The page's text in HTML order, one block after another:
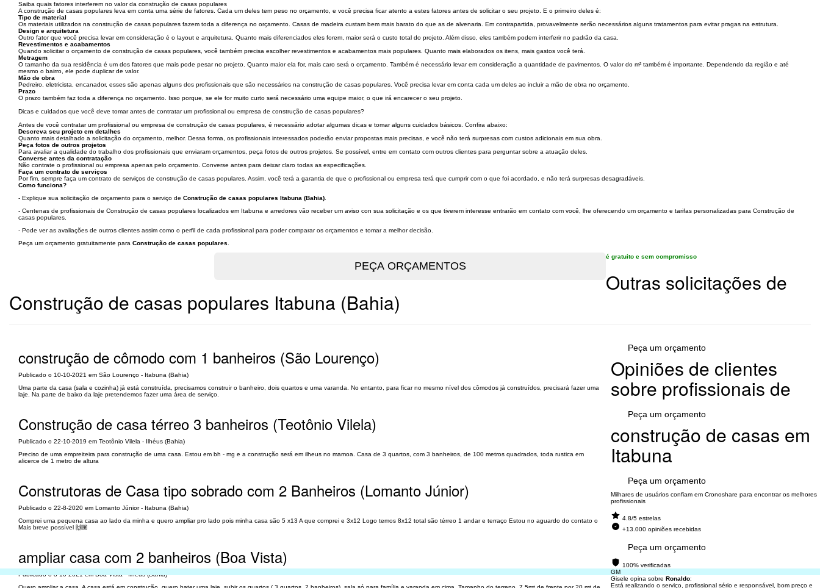
Saiba quais fatores interferem no valor da construção de casas populares
A construção de casas populares leva em conta uma série de fatores. Cada um deles tem peso no orçamento, e você precisa ficar atento a estes fatores antes de solicitar o seu projeto. E o primeiro deles é:
Tipo de material
Os materiais utilizados na construção de casas populares fazem toda a diferença no orçamento. Casas de madeira custam bem mais barato do que as de alvenaria. Em contrapartida, provavelmente serão necessários alguns tratamentos para evitar pragas na estrutura.
Design e arquitetura
Outro fator que você precisa levar em consideração é o layout e arquitetura. Quanto mais diferenciados eles forem, maior será o custo total do projeto. Além disso, eles também podem interferir no padrão da casa.
Revestimentos e acabamentos
Quando solicitar o orçamento de construção de casas populares, você também precisa escolher revestimentos e acabamentos mais populares. Quanto mais elaborados os itens, mais gastos você terá.
Metragem
O tamanho da sua residência é um dos fatores que mais pode pesar no projeto. Quanto maior ela for, mais caro será o orçamento. Também é necessário levar em consideração a quantidade de pavimentos. O valor do m² também é importante. Dependendo da região e até
mesmo o bairro, ele pode duplicar de valor.
Mão de obra
Pedreiro, eletricista, encanador, esses são apenas alguns dos profissionais que são necessários na construção de casas populares. Você precisa levar em conta cada um deles ao incluir a mão de obra no orçamento.
Prazo
O prazo também faz toda a diferença no orçamento. Isso porque, se ele for muito curto será necessário uma equipe maior, o que irá encarecer o seu projeto.
Dicas e cuidados que você deve tomar antes de contratar um profissional ou empresa de construção de casas populares?
Antes de você contratar um profissional ou empresa de construção de casas populares, é necessário adotar algumas dicas e tomar alguns cuidados básicos. Confira abaixo:
Descreva seu projeto em detalhes
Quanto mais detalhado a solicitação do orçamento, melhor. Dessa forma, os profissionais interessados poderão enviar propostas mais precisas, e você não terá surpresas com custos adicionais em sua obra.
Peça fotos de outros projetos
Para avaliar a qualidade do trabalho dos profissionais que enviaram orçamentos, peça fotos de outros projetos. Se possível, entre em contato com outros clientes para perguntar sobre a atuação deles.
Converse antes da contratação
Não contrate o profissional ou empresa apenas pelo orçamento. Converse antes para deixar claro todas as especificações.
Faça um contrato de serviços
Por fim, sempre faça um contrato de serviços de construção de casas populares. Assim, você terá a garantia de que o profissional ou empresa terá que cumprir com o que foi acordado, e não terá surpresas desagradáveis.
Como funciona?
- Explique sua solicitação de orçamento para o serviço de Construção de casas populares Itabuna (Bahia)
- Centenas de profissionais de Construção de casas populares localizados em Itabuna e arredores vão receber um aviso con sua solicitação e os que tiverem interesse entrarão em contato com você, lhe oferecendo um orçamento e tarifas personalizadas para Construção de
casas populares.
- Pode ver as avaliações de outros clientes assim como o perfil de cada profissional para poder comparar os orçamentos e tomar a melhor decisão.
Peça um orçamento gratuitamente para Construção de casas populares
é gratuito e sem compromisso
Outras solicitações de
Construção de casas populares Itabuna (Bahia)
construção de cômodo com 1 banheiros (São Lourenço)
Publicado o 10-10-2021 em São Lourenço - Itabuna (Bahia)
Uma parte da casa (sala e cozinha) já está construída, precisamos construir o banheiro, dois quartos e uma varanda. No entanto, para ficar no mesmo nível dos cômodos já construídos, precisará fazer uma
laje. Na parte de baixo da laje pretendemos fazer uma área de serviço.
Peça um orçamento
Construção de casa térreo 3 banheiros (Teotônio Vilela)
Publicado o 22-10-2019 em Teotônio Vilela - Ilhéus (Bahia)
Preciso de uma empreiteira para construção de uma casa. Estou em bh - mg e a construção será em ilheus no mamoa. Casa de 3 quartos, com 3 banheiros, de 100 metros quadrados, toda rustica em
alicerce de 1 metro de altura
Peça um orçamento
Construtoras de Casa tipo sobrado com 2 Banheiros (Lomanto Júnior)
Publicado o 22-8-2020 em Lomanto Júnior - Itabuna (Bahia)
Comprei uma pequena casa ao lado da minha e quero ampliar pro lado pois minha casa são 5 x13 A que comprei e 3x12 Logo temos 8x12 total são térreo 1 andar e terraço Estou no aguardo do contato o
Mais breve possível 🙌🏽
Peça um orçamento
ampliar casa com 2 banheiros (Boa Vista)
Publicado o 8-10-2021 em Boa Vista - Ilhéus (Bahia)
Peça um orçamento
Opiniões de clientes
sobre profissionais de
construção de casas em
Itabuna
Milhares de usuários confiam em Cronoshare para encontrar os melhores
profissionais
4.8/5 estrelas
+13.000 opiniões recebidas
100% verificadas
GM
Gisele opina sobre Ronaldo:
Está realizando o serviço, profissional sério e responsável, bom preço e